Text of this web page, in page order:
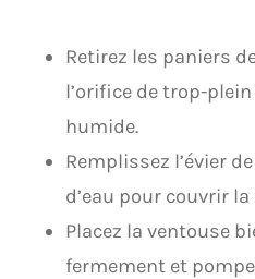
Retirez les paniers
l’orifice de trop-
humide.
Remplissez l’évier
d’eau pour couvrir
Placez la ventouse
fermement et